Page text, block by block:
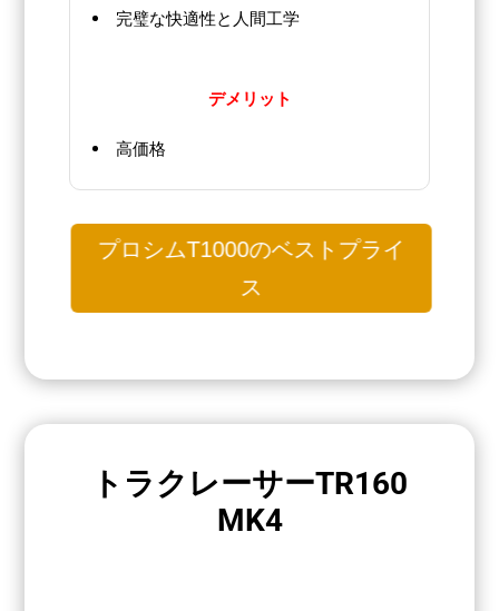
完璧な快適性と人間工学
デメリット
高価格
プロシムT1000のベストプライ
ス
トラクレーサーTR160
MK4